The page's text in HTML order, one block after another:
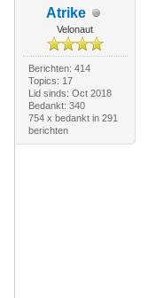
Atrike
Velonaut
Berichten: 414
Topics: 17
Lid sinds: Oct 2018
Bedankt: 340
754 x bedankt in 291
berichten